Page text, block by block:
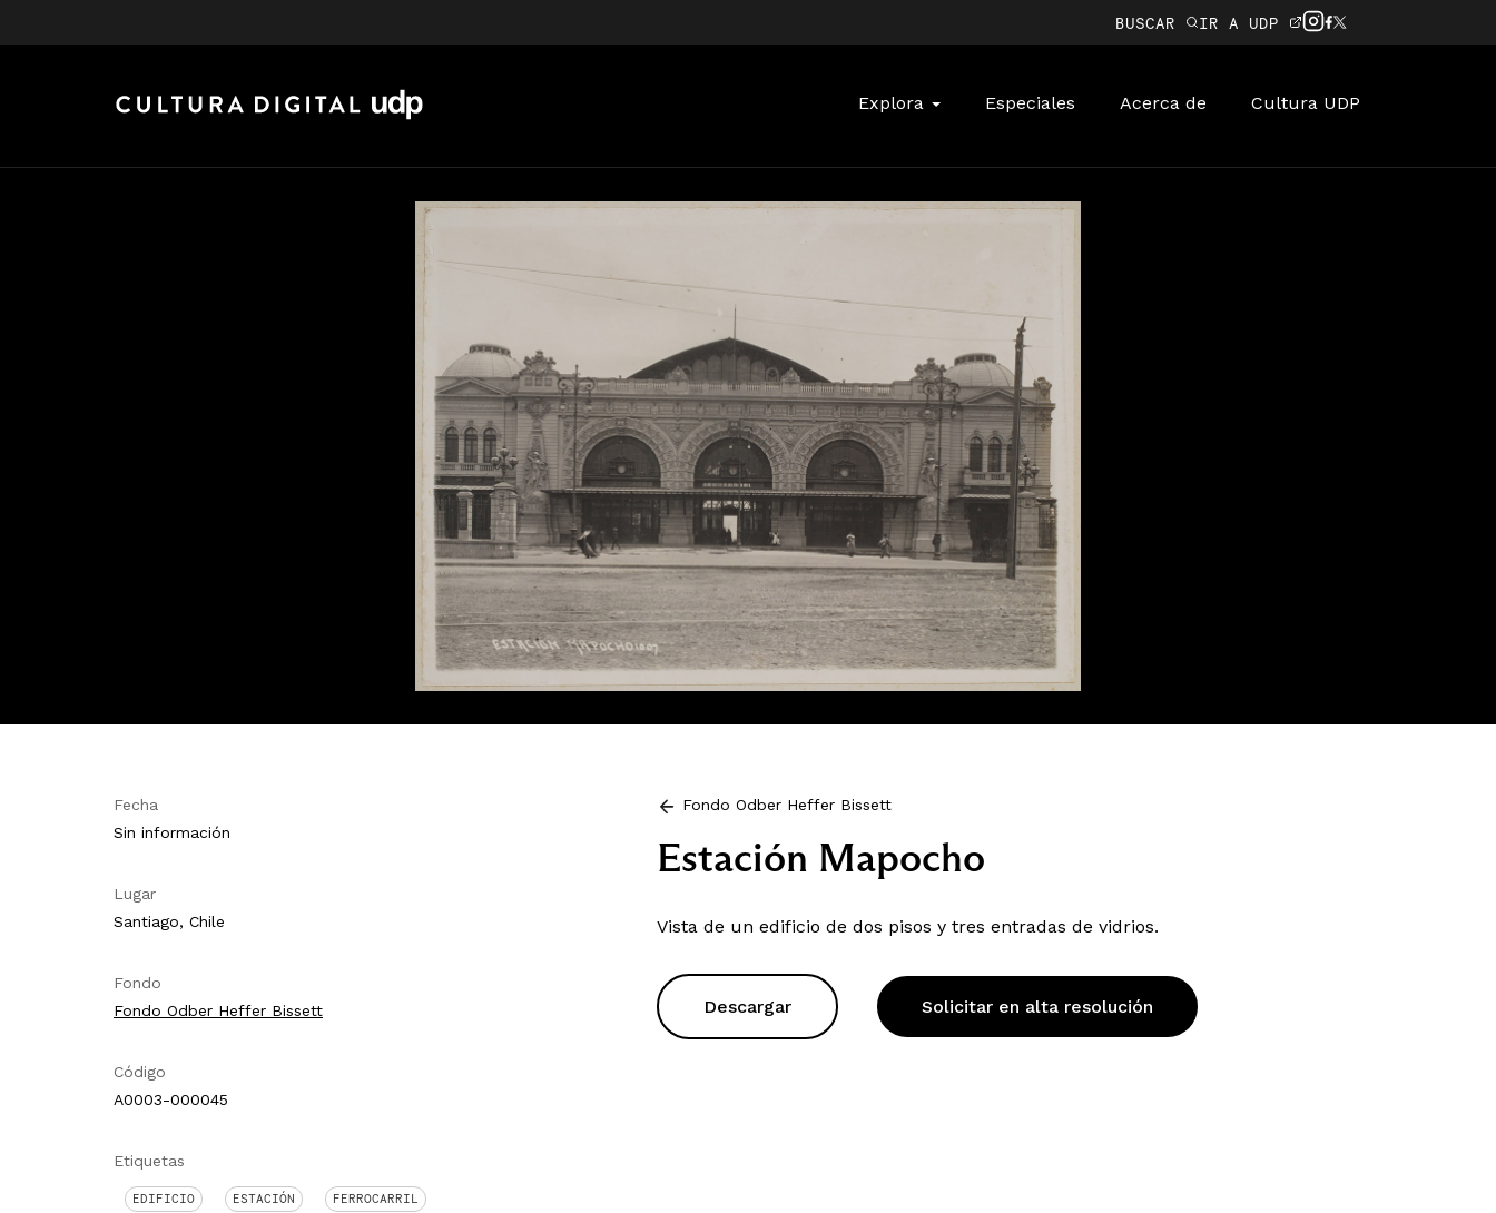
BUSCAR IR A UDP
Explora Especiales Acerca de Cultura UDP
Fecha
Sin información
Lugar
Santiago, Chile
Fondo
Fondo Odber Heffer Bissett
Código
A0003-000045
Etiquetas
EDIFICIO ESTACIÓN FERROCARRIL
Fondo Odber Heffer Bissett
Estación Mapocho
Vista de un edificio de dos pisos y tres entradas de vidrios.
Descargar Solicitar en alta resolución